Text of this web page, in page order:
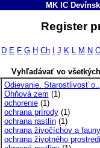
MK IC
Register
D E F G H Ch J K L M N
Vyhľadávať vo
Odievanie. Starostlivosť o..
Ohňová zem (1)
ochorenie(1)
ochrana prírody(1)
ochrana rastlín(1)
ochrana živočíchov a fauny
ochrana životného